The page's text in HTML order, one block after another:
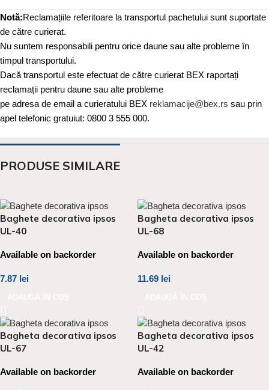
Notă:Reclamațiile referitoare la transportul pachetului sunt suportate
de către curierat.
Nu suntem responsabili pentru orice daune sau alte probleme în
timpul transportului.
Dacă transportul este efectuat de către curierat BEX raportați
reclamații pentru daune sau alte probleme
pe adresa de email a curieratului BEX reklamacije@bex.rs sau prin
apel telefonic gratuiut: 0800 3 555 000.
PRODUSE SIMILARE
Baghete decorativa ipsos
UL-40
Available on backorder
7.87 lei
Bagheta decorativa ipsos
UL-68
Available on backorder
11.69 lei
Bagheta decorativa ipsos
UL-67
Available on backorder
Bagheta decorativa ipsos
UL-42
Available on backorder